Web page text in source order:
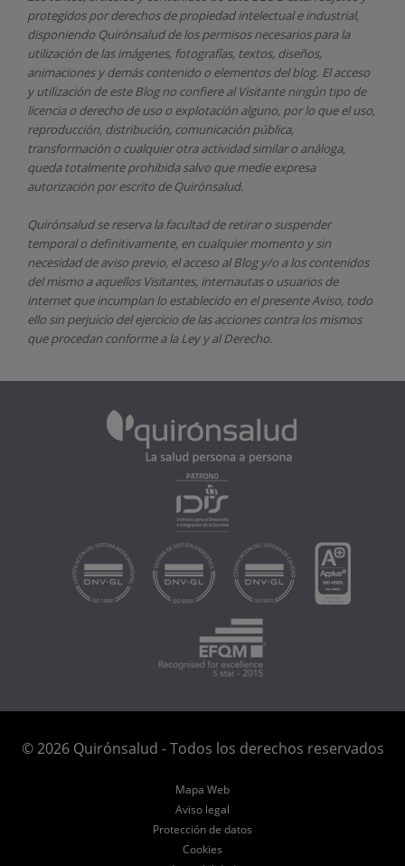
protegidos por derechos de propiedad intelectual e industrial,
disponiendo Quirónsaludde los permisos necesarios para la
utilización de las imágenes, fotografías, textos, diseños,
animaciones y demás contenido o elementos del blog. El acceso
y utilización de este Blog no confiere al Visitante ningún tipo de
licencia o derecho de uso o explotación alguno, por lo que el uso,
reproducción, distribución, comunicación pública,
transformación o cualquier otra actividad similar o análoga,
queda totalmente prohibida salvo que medie expresa
autorización por escrito de Quirónsalud.
Quirónsaludse reserva la facultad de retirar o suspender
temporal o definitivamente, en cualquier momento y sin
necesidad de aviso previo, el acceso al Blog y/o a los contenidos
del mismo a aquellos Visitantes, internautas o usuarios de
internet que incumplan lo establecido en el presente Aviso, todo
ello sin perjuicio del ejercicio de las acciones contra los mismos
que procedan conforme a la Ley y al Derecho.
© 2026 Quirónsalud - Todos los derechos reservados
Mapa Web
Aviso legal
Protección de datos
Cookies